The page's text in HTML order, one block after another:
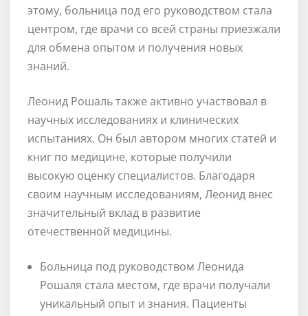
этому, больница под его руководством стала
центром, где врачи со всей страны приезжали
для обмена опытом и получения новых
знаний.
Леонид Рошаль также активно участвовал в
научных исследованиях и клинических
испытаниях. Он был автором многих статей и
книг по медицине, которые получили
высокую оценку специалистов. Благодаря
своим научным исследованиям, Леонид внес
значительный вклад в развитие
отечественной медицины.
Больница под руководством Леонида
Рошаля стала местом, где врачи получали
уникальный опыт и знания. Пациенты